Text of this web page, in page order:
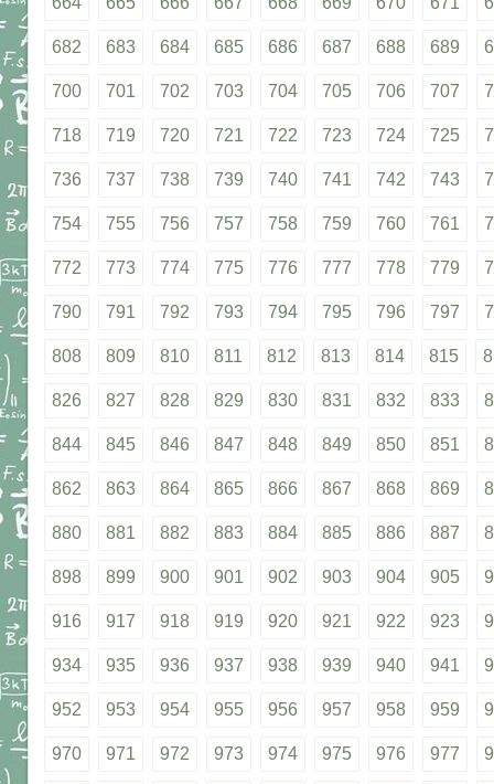
682 683 684 685 686 687 688 689
700 701 702 703 704 705 706 707
718 719 720 721 722 723 724 725
736 737 738 739 740 741 742 743
754 755 756 757 758 759 760 761
772 773 774 775 776 777 778 779
790 791 792 793 794 795 796 797
808 809 810 811 812 813 814 815
826 827 828 829 830 831 832 833
844 845 846 847 848 849 850 851
862 863 864 865 866 867 868 869
880 881 882 883 884 885 886 887
898 899 900 901 902 903 904 905
916 917 918 919 920 921 922 923
934 935 936 937 938 939 940 941
952 953 954 955 956 957 958 959
970 971 972 973 974 975 976 977